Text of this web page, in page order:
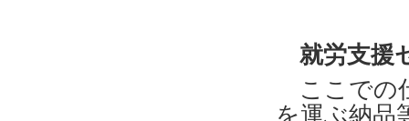
就労支援
ここでの
を運ぶ納品